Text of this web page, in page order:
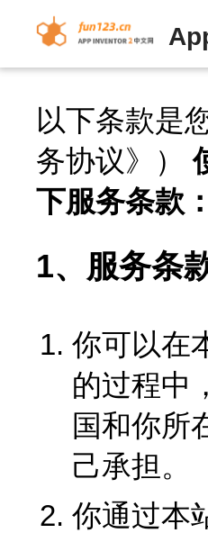
以下条款是
务协议》）
下服务条款：
1、服务条
你可以在
的过程中
国和你所
己承担。
你通过本